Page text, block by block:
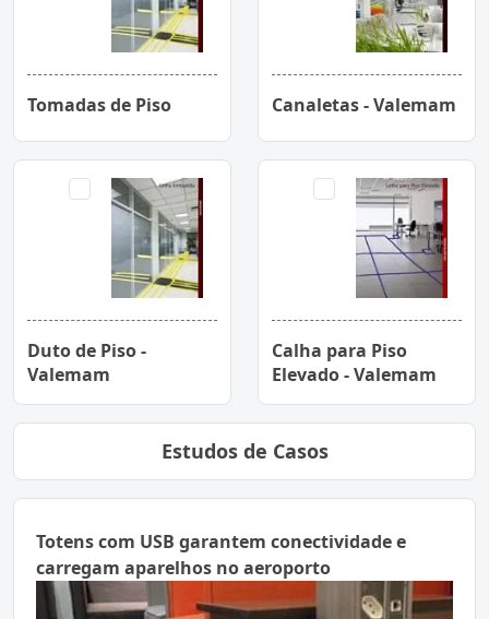
Tomadas de Piso Canaletas - Valemam
Duto de Piso -
Valemam
Calha para Piso
Elevado - Valemam
Estudos de Casos
Totens com USB garantem conectividade e
carregam aparelhos no aeroporto